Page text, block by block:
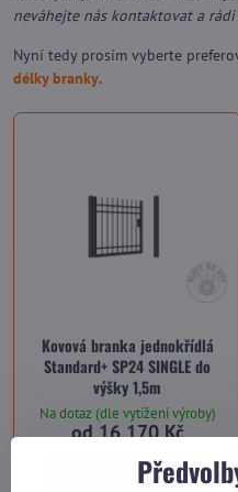
neváhejte nás kontaktovat a
Nyní tedy prosím vyberte
délky branky.
Kovová branka jednokřídlá
Standard+ SP24 SINGLE do
výšky 1,5m
Na dotaz (dle vytížení výroby)
od 16 170 Kč
Zobrazit